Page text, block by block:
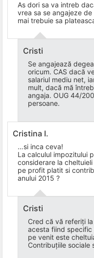
As dori sa va intreb
vrea sa se angajeze
mai trebuie sa
Cristi
Se angajează
oricum. CAS dacă
salariul mediu net,
mult, dacă mă
angaja. OUG 44/
persoane.
Cristina I.
…si inca ceva!
La calculul impozitului
considerare la
pe profit platit si
anului 2015 ?
Cristi
Cred că vă referiți
acesta fiind
pe venit este
Contribuțiile sociale